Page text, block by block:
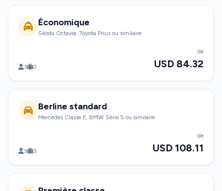
Économique
Skoda Octavia, Toyota Prius ou similaire
3 2
de
USD 84.32
Berline standard
Mercedes Classe E, BMW Série 5 ou similaire
3 3
de
USD 108.11